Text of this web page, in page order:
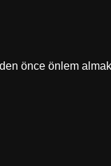
önce önlem